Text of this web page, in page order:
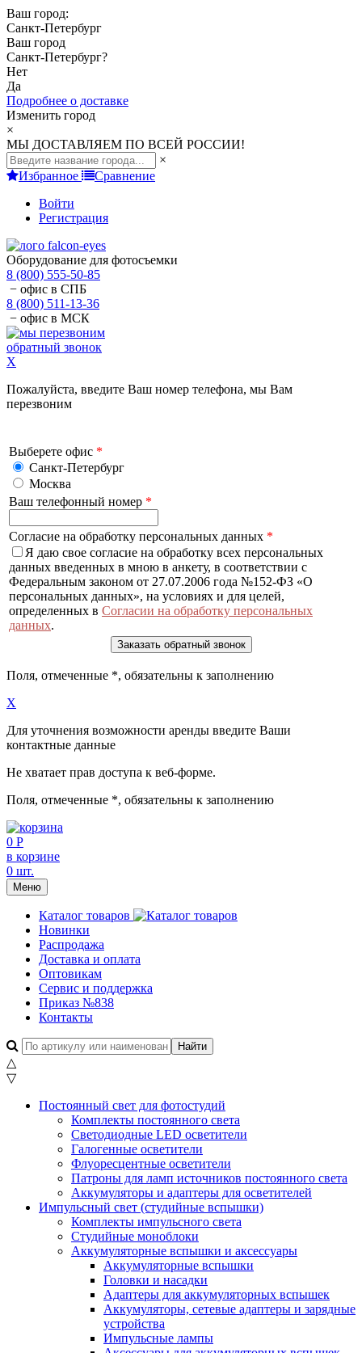
Ваш город:
Санкт-Петербург
Ваш город
Санкт-Петербург?
Нет
Да
Подробнее о доставке
Изменить город
×
МЫ ДОСТАВЛЯЕМ ПО ВСЕЙ РОССИИ!
×
Избранное
Сравнение
Войти
Регистрация
Оборудование для фотосъемки
8 (800) 555-50-85
− офис в СПБ
8 (800) 511-13-36
− офис в МСК
обратный звонок
X
Пожалуйста, введите Ваш номер телефона, мы Вам
перезвоним
Выберете офис *
Санкт-Петербург
Москва
Ваш телефонный номер *
Согласие на обработку персональных данных *
Я даю свое согласие на обработку всех персональных
данных введенных в мною в анкету, в соответствии с
Федеральным законом от 27.07.2006 года №152-ФЗ «О
персональных данных», на условиях и для целей,
определенных в Согласии на обработку персональных
данных.
Поля, отмеченные *, обязательны к заполнению
X
Для уточнения возможности аренды введите Ваши
контактные данные
Не хватает прав доступа к веб-форме.
Поля, отмеченные *, обязательны к заполнению
0 Р
в корзине
0 шт.
Меню
Каталог товаров
Новинки
Распродажа
Доставка и оплата
Оптовикам
Сервис и поддержка
Приказ №838
Контакты
△
▽
Постоянный свет для фотостудий
Комплекты постоянного света
Светодиодные LED осветители
Галогенные осветители
Флуоресцентные осветители
Патроны для ламп источников постоянного света
Аккумуляторы и адаптеры для осветителей
Импульсный свет (студийные вспышки)
Комплекты импульсного света
Студийные моноблоки
Аккумуляторные вспышки и аксессуары
Аккумуляторные вспышки
Головки и насадки
Адаптеры для аккумуляторных вспышек
Аккумуляторы, сетевые адаптеры и зарядные
устройства
Импульсные лампы